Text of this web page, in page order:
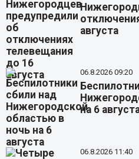
августа
06.8.2026 09:20
на 6
06.8.2026 11:40